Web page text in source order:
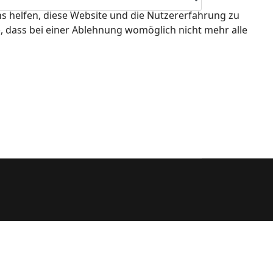
helfen, diese Website und die Nutzererfahrung zu
dass bei einer Ablehnung womöglich nicht mehr alle